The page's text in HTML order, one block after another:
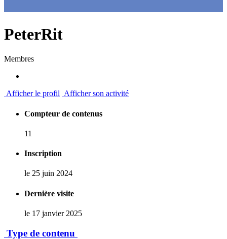
PeterRit
Membres
Afficher le profil Afficher son activité
Compteur de contenus
11
Inscription
le 25 juin 2024
Dernière visite
le 17 janvier 2025
Type de contenu